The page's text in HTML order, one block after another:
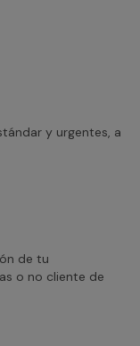
y urgentes, a
de tu
o no cliente de